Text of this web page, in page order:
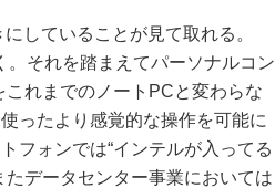
していることが見て取れる。
。それを踏まえてパーソナルコン
れまでのノートPCと変わらな
ったより感覚的な操作を可能に
フォンでは“インテルが入ってる
データセンター事業においては